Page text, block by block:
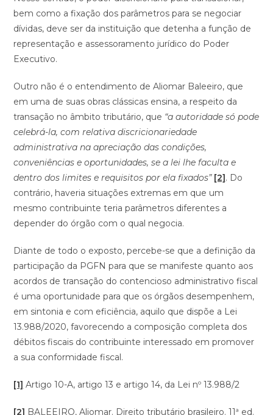
bem como a fixação dos parâmetros para se negociar
dívidas, deve ser da instituição que detenha a função de
representação e assessoramento jurídico do Poder
Executivo.
Outro não é o entendimento de Aliomar Baleeiro, que
em uma de suas obras clássicas ensina, a respeito da
transação no âmbito tributário, que “a autoridade só pode
celebrá-la, com relativa discricionariedade
administrativa na apreciação das condições,
conveniências e oportunidades, se a lei lhe faculta e
dentro dos limites e requisitos por ela fixados” [2]. Do
contrário, haveria situações extremas em que um
mesmo contribuinte teria parâmetros diferentes a
depender do órgão com o qual negocia.
Diante de todo o exposto, percebe-se que a definição da
participação da PGFN para que se manifeste quanto aos
acordos de transação do contencioso administrativo fiscal
é uma oportunidade para que os órgãos desempenhem,
em sintonia e com eficiência, aquilo que dispõe a Lei
13.988/2020, favorecendo a composição completa dos
débitos fiscais do contribuinte interessado em promover
a sua conformidade fiscal.
[1] Artigo 10-A, artigo 13 e artigo 14, da Lei nº 13.988/2
[2] BALEEIRO, Aliomar. Direito tributário brasileiro. 11ª ed.